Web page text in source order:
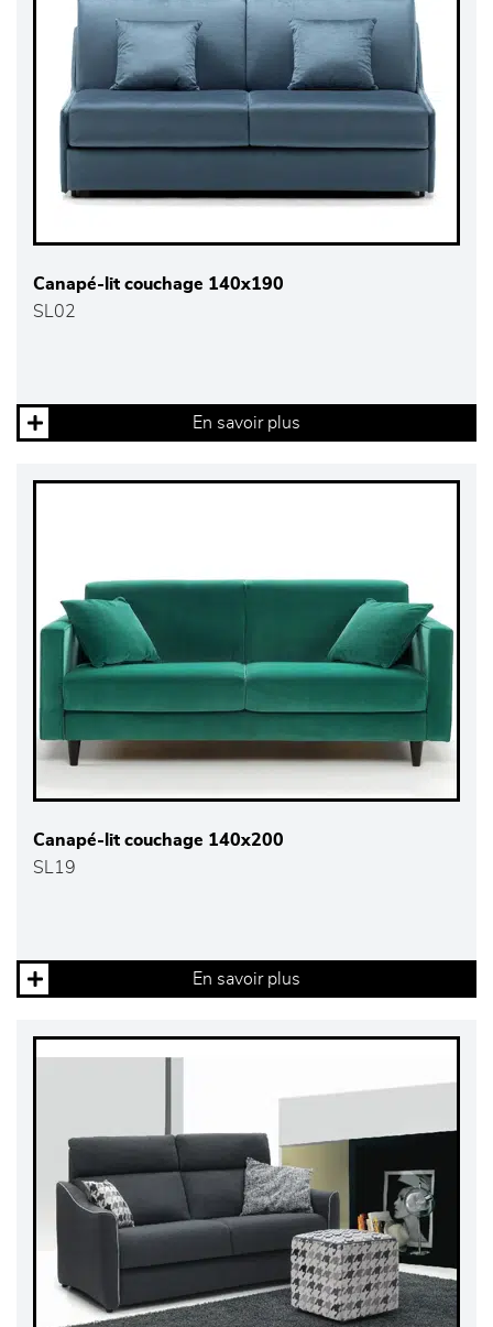
Canapé-lit couchage 140x190
SL02
En savoir plus
Canapé-lit couchage 140x200
SL19
En savoir plus